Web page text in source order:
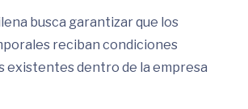
busca garantizar que los
reciban condiciones
existentes dentro de la empresa